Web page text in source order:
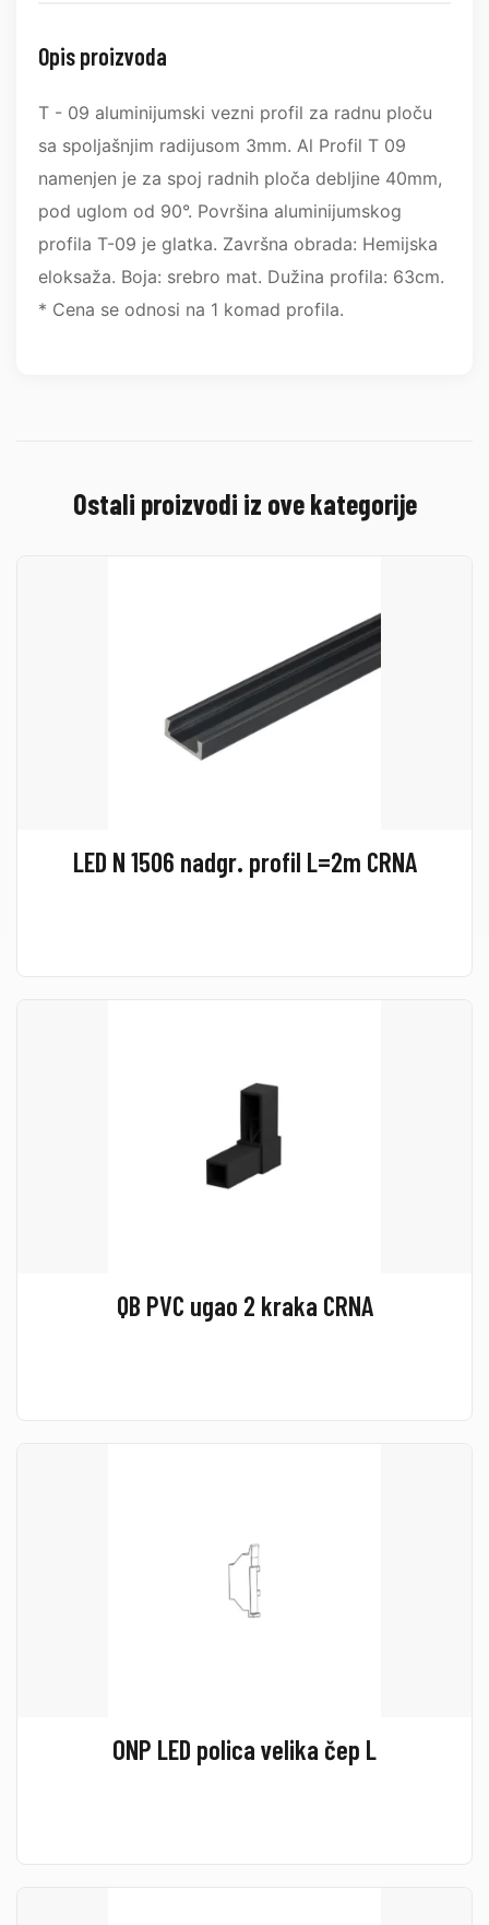
Opis proizvoda
T - 09 aluminijumski vezni profil za radnu ploču
sa spoljašnjim radijusom 3mm. Al Profil T 09
namenjen je za spoj radnih ploča debljine 40mm,
pod uglom od 90°. Površina aluminijumskog
profila T-09 je glatka. Završna obrada: Hemijska
eloksaža. Boja: srebro mat. Dužina profila: 63cm.
* Cena se odnosi na 1 komad profila.
Ostali proizvodi iz ove kategorije
LED N 1506 nadgr. profil L=2m CRNA
QB PVC ugao 2 kraka CRNA
ONP LED polica velika čep L